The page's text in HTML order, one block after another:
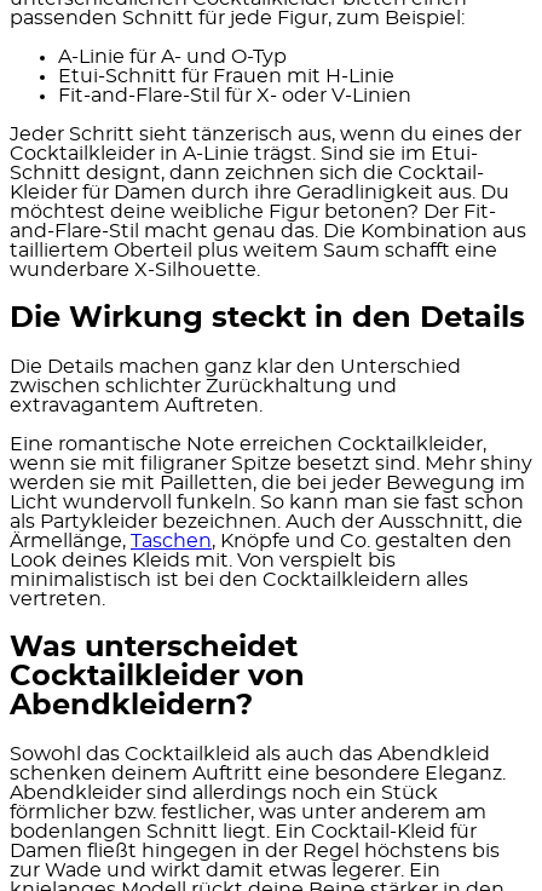
passenden Schnitt für jede Figur, zum Beispiel:
A-Linie für A- und O-Typ
Etui-Schnitt für Frauen mit H-Linie
Fit-and-Flare-Stil für X- oder V-Linien
Jeder Schritt sieht tänzerisch aus, wenn du eines der
Cocktailkleider in A-Linie trägst. Sind sie im Etui-
Schnitt designt, dann zeichnen sich die Cocktail-
Kleider für Damen durch ihre Geradlinigkeit aus. Du
möchtest deine weibliche Figur betonen? Der Fit-
and-Flare-Stil macht genau das. Die Kombination aus
tailliertem Oberteil plus weitem Saum schafft eine
wunderbare X-Silhouette.
Die Wirkung steckt in den Details
Die Details machen ganz klar den Unterschied
zwischen schlichter Zurückhaltung und
extravagantem Auftreten.
Eine romantische Note erreichen Cocktailkleider,
wenn sie mit filigraner Spitze besetzt sind. Mehr shiny
werden sie mit Pailletten, die bei jeder Bewegung im
Licht wundervoll funkeln. So kann man sie fast schon
als Partykleider bezeichnen. Auch der Ausschnitt, die
Ärmellänge, Taschen, Knöpfe und Co. gestalten den
Look deines Kleids mit. Von verspielt bis
minimalistisch ist bei den Cocktailkleidern alles
vertreten.
Was unterscheidet
Cocktailkleider von
Abendkleidern?
Sowohl das Cocktailkleid als auch das Abendkleid
schenken deinem Auftritt eine besondere Eleganz.
Abendkleider sind allerdings noch ein Stück
förmlicher bzw. festlicher, was unter anderem am
bodenlangen Schnitt liegt. Ein Cocktail-Kleid für
Damen fließt hingegen in der Regel höchstens bis
zur Wade und wirkt damit etwas legerer. Ein